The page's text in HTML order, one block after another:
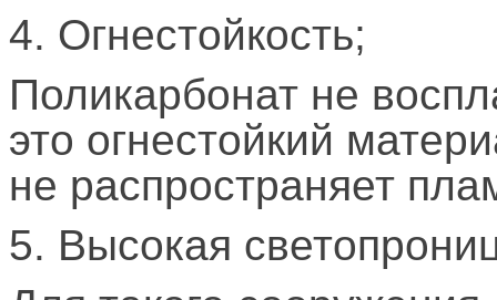
4. Огнестойкость;
Поликарбонат не
это огнестойкий
не распространяет
5. Высокая